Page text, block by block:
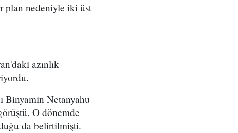
plan nedeniyle iki üst
azınlık
Binyamin Netanyahu
O dönemde
da belirtilmişti.